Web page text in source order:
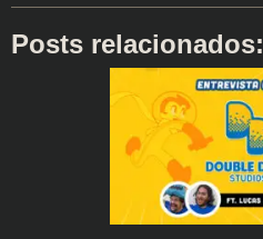
Posts relacionados: